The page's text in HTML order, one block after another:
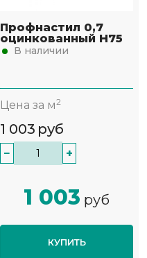
Профнастил 0,7
оцинкованный Н75
В наличии
Цена за м2
1 003 руб
− +
1 003 руб
КУПИТЬ